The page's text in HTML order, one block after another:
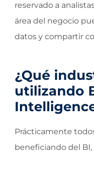
reservado a
área del negocio
datos y compartir
¿Qué
utilizando
Prácticamente
beneficiando del BI,